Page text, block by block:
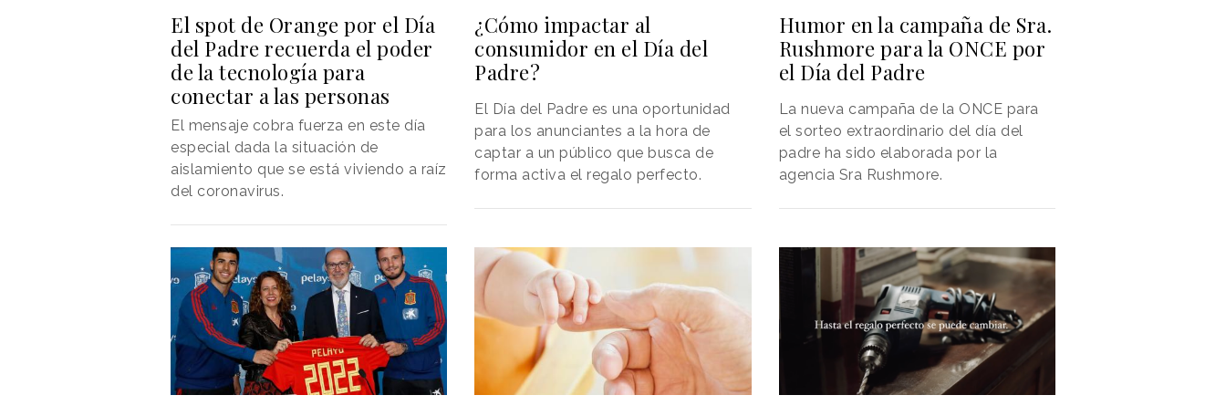
El spot de Orange por el Día
del Padre recuerda el poder
de la tecnología para
conectar a las personas
El mensaje cobra fuerza en este día
especial dada la situación de
aislamiento que se está viviendo a raíz
del coronavirus.
¿Cómo impactar al
consumidor en el Día del
Padre?
El Día del Padre es una oportunidad
para los anunciantes a la hora de
captar a un público que busca de
forma activa el regalo perfecto.
Humor en la campaña de Sra.
Rushmore para la ONCE por
el Día del Padre
La nueva campaña de la ONCE para
el sorteo extraordinario del día del
padre ha sido elaborada por la
agencia Sra Rushmore.